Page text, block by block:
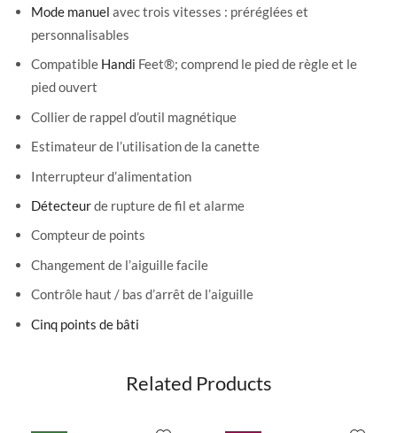
Mode manuel avec trois vitesses : préréglées et
personnalisables
Compatible Handi Feet®; comprend le pied de règle et le
pied ouvert
Collier de rappel d’outil magnétique
Estimateur de l’utilisation de la canette
Interrupteur d’alimentation
Détecteurde rupture de fil et alarme
Compteur de points
Changement de l’aiguille facile
Contrôle haut / bas d’arrêt de l’aiguille
Cinq points de bâti
Related Products